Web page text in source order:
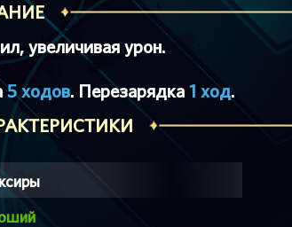
увеличивая урон.
5 ходов. Перезарядка 1 ход.